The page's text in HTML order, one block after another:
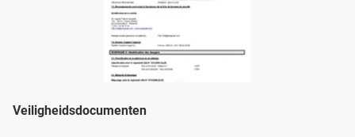
Veiligheidsdocumenten